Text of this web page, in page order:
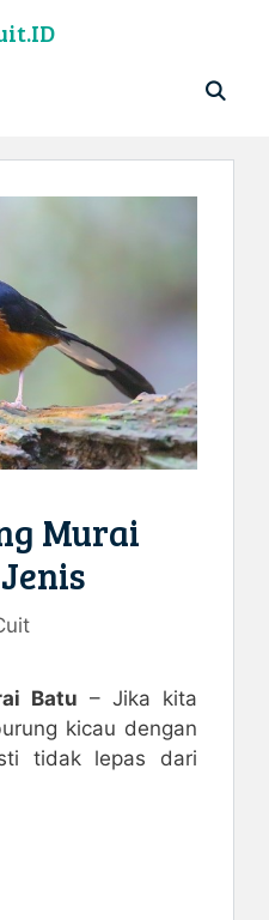
Murai
Batu – Jika kita
kicau dengan
tidak lepas dari